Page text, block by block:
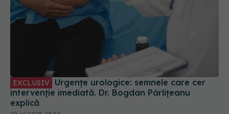
intervenție imediată. Dr. Bogdan Pârlițeanu
28 iul 2025, 13:00